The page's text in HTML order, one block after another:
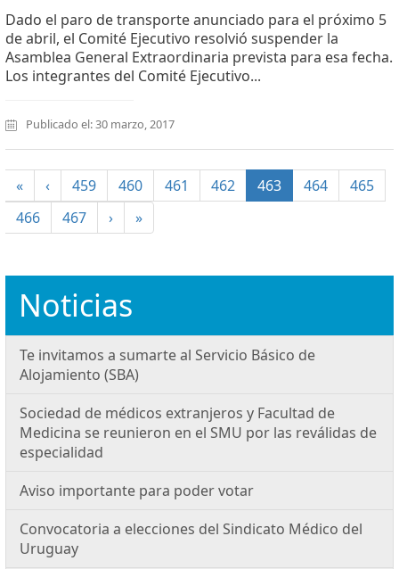
Dado el paro de transporte anunciado para el próximo 5
de abril, el Comité Ejecutivo resolvió suspender la
Asamblea General Extraordinaria prevista para esa fecha.
Los integrantes del Comité Ejecutivo...
Publicado el: 30 marzo, 2017
« ‹ 459 460 461 462 463(current)
464
465
466
467 › »
Noticias
Te invitamos a sumarte al Servicio Básico de
Alojamiento (SBA)
Sociedad de médicos extranjeros y Facultad de
Medicina se reunieron en el SMU por las reválidas de
especialidad
Aviso importante para poder votar
Convocatoria a elecciones del Sindicato Médico del
Uruguay